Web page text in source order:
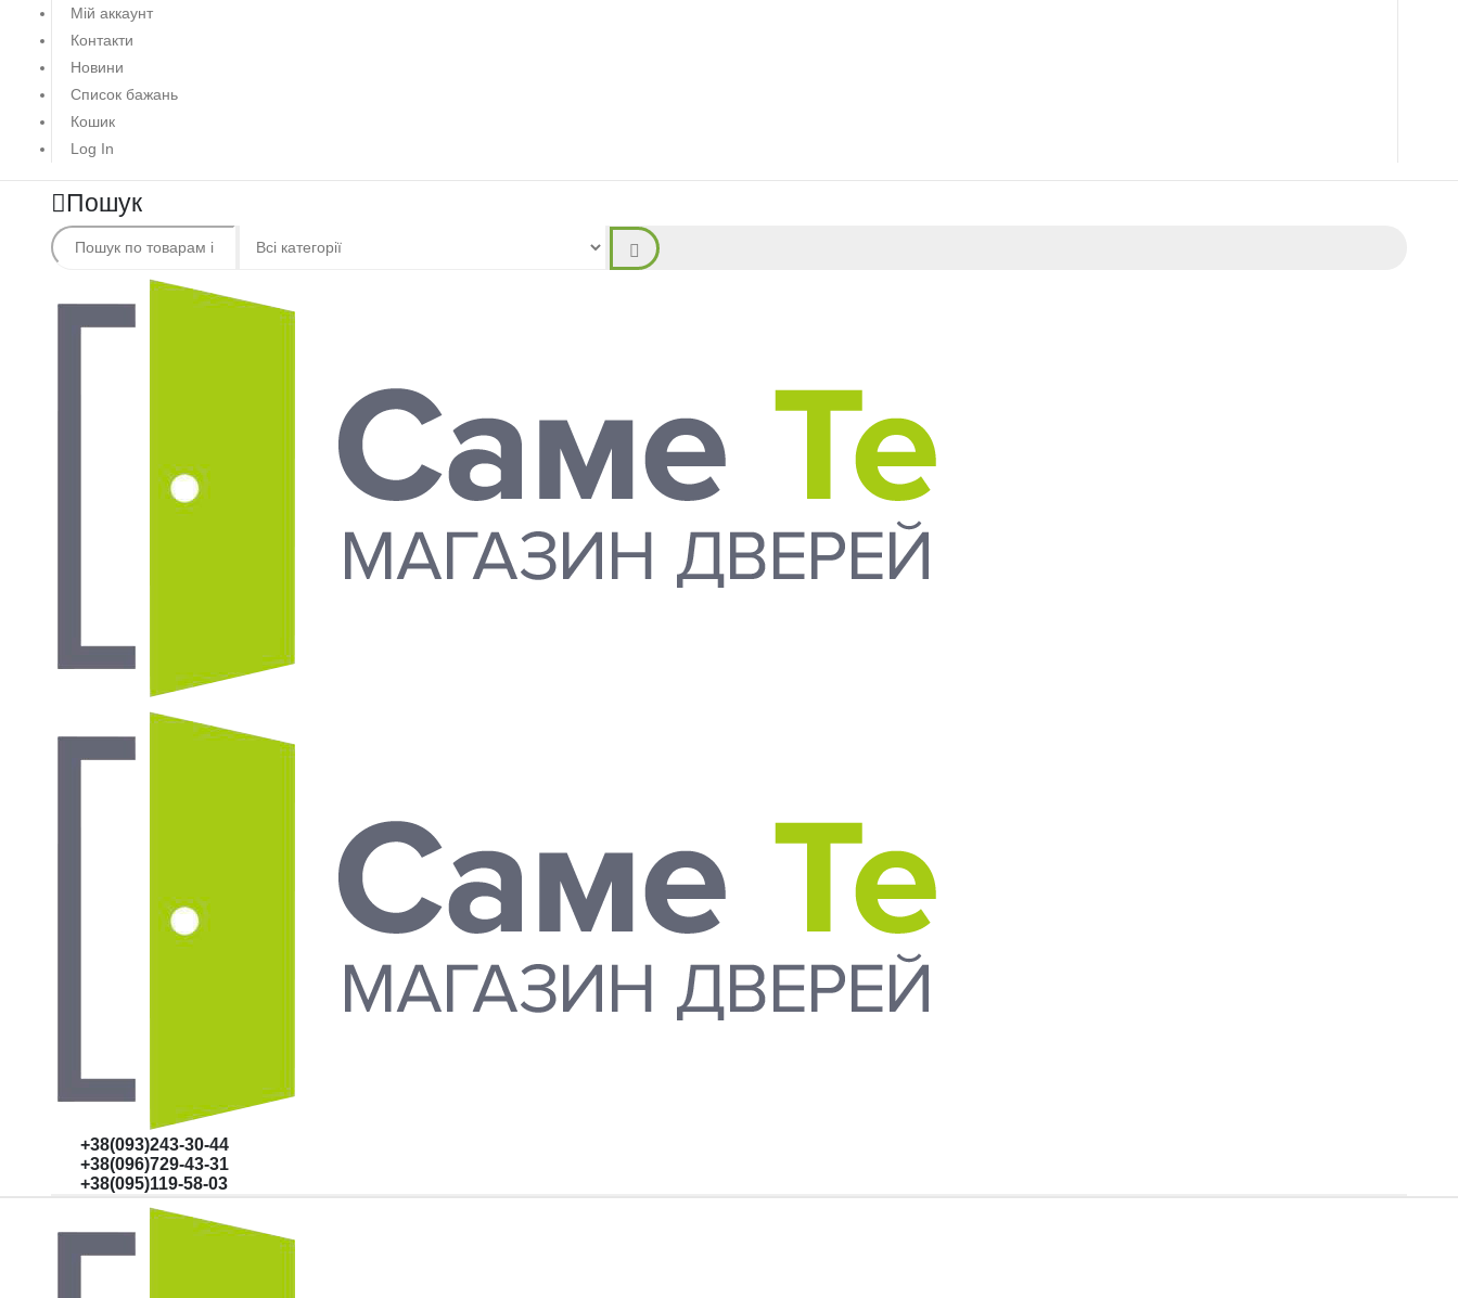
Мій аккаунт
Контакти
Новини
Список бажань
Кошик
Log In
Пошук
+38(093)243-30-44
+38(096)729-43-31
+38(095)119-58-03